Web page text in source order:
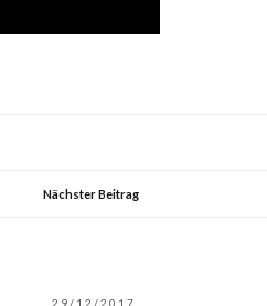
Nächster Beitrag
29/12/2017